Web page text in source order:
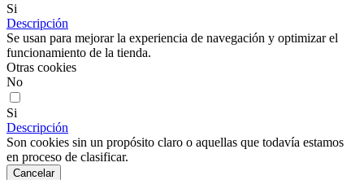
Si
Descripción
Se usan para mejorar la experiencia de navegación y optimizar el
funcionamiento de la tienda.
Otras cookies
No
Si
Descripción
Son cookies sin un propósito claro o aquellas que todavía estamos
en proceso de clasificar.
Cancelar